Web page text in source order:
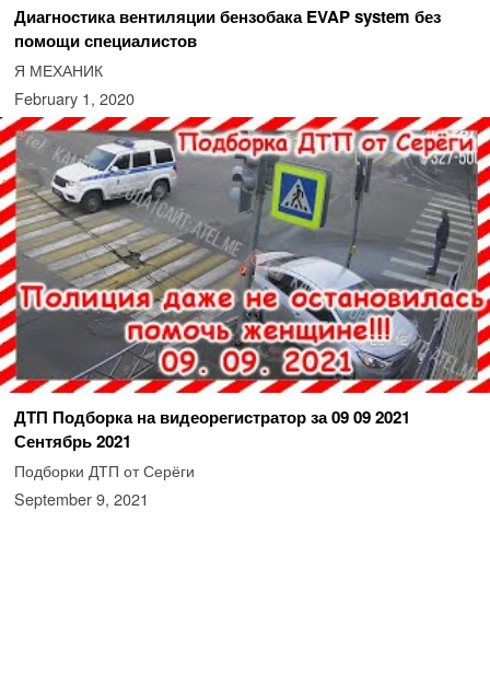
Диагностика вентиляции бензобака EVAP system без
помощи специалистов
Я МЕХАНИК
February 1, 2020
ДТП Подборка на видеорегистратор за 09 09 2021
Сентябрь 2021
Подборки ДТП от Серёги
September 9, 2021